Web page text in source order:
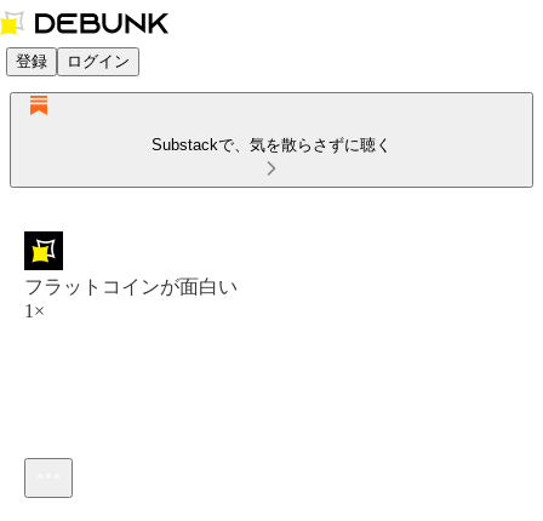
登録 ログイン
Substackで、気を散らさずに聴く
フラットコインが面白い
1×